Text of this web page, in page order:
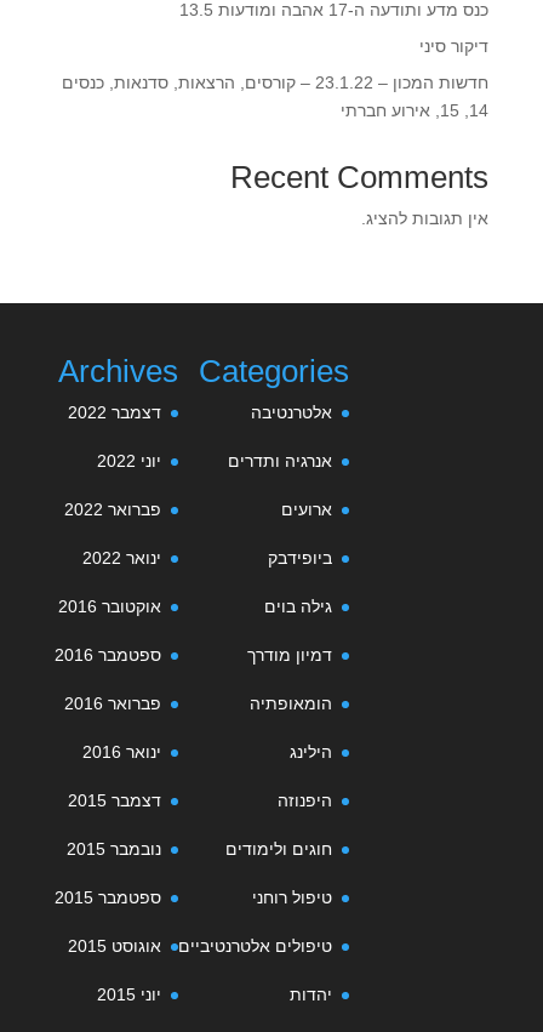
כנס מדע ותודעה ה-17 אהבה ומודעות 13.5‎‎
דיקור סיני
חדשות המכון – 23.1.22 – קורסים, הרצאות, סדנאות, כנסים
14, 15, אירוע חברתי
Recent Comments
אין תגובות להציג.
Archives
דצמבר 2022
יוני 2022
פברואר 2022
ינואר 2022
אוקטובר 2016
ספטמבר 2016
פברואר 2016
ינואר 2016
דצמבר 2015
נובמבר 2015
ספטמבר 2015
אוגוסט 2015
יוני 2015
Categories
אלטרנטיבה
אנרגיה ותדרים
ארועים
ביופידבק
גילה בוים
דמיון מודרך
הומאופתיה
הילינג
היפנוזה
חוגים ולימודים
טיפול רוחני
טיפולים אלטרנטיביים
יהדות